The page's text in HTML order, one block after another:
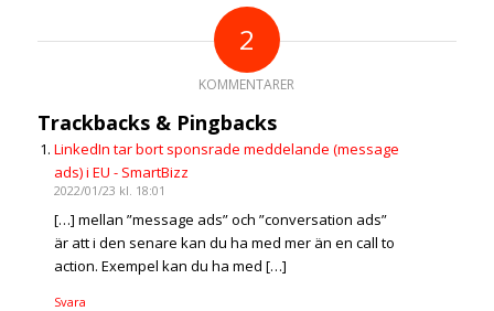
2
KOMMENTARER
Trackbacks & Pingbacks
LinkedIn tar bort sponsrade meddelande (message
ads) i EU - SmartBizz
2022/01/23 kl. 18:01
[…] mellan ”message ads” och ”conversation ads”
är att i den senare kan du ha med mer än en call to
action. Exempel kan du ha med […]
Svara